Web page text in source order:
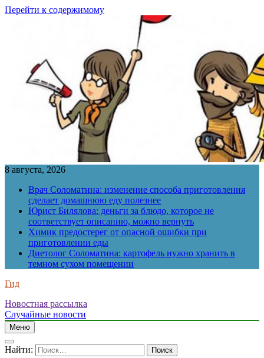
Перейти к содержимому
8 августа, 2026
Врач Соломатина: изменение способа приготовления
сделает домашнюю еду полезнее
Юрист Билялова: деньги за блюдо, которое не
соответствует описанию, можно вернуть
Химик предостерег от опасной ошибки при
приготовлении еды
Диетолог Соломатина: картофель нужно хранить в
темном сухом помещении
Гид
Новостная рассылка
Случайные новости
Меню
Найти: